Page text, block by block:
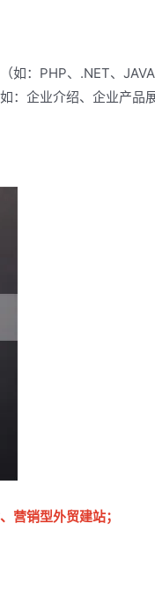
如：PHP、.NET、
：企业介绍、企业产品
营销型外贸建站；